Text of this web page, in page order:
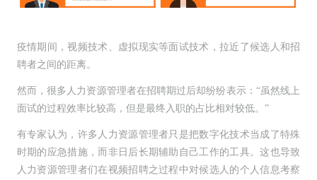
疫情期间，视频技术、虚拟现实等面试技术，拉近了候选人和招
聘者之间的距离。
然而，很多人力资源管理者在招聘期过后却纷纷表示：“虽然线上
面试的过程效率比较高，但是最终入职的占比相对较低。”
有专家认为，许多人力资源管理者只是把数字化技术当成了特殊
时期的应急措施，而非日后长期辅助自己工作的工具。这也导致
人力资源管理者们在视频招聘之过程中对候选人的个人信息考察